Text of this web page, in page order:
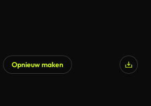
Opnieuw maken